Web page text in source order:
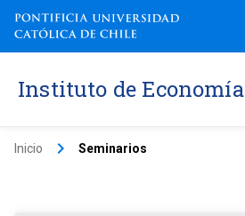
Instituto de Economía
Inicio keyboard_arrow_right Seminarios